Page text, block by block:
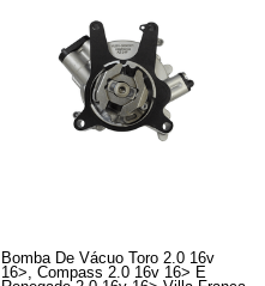
Bomba De Vácuo Toro 2.0 16v
16>, Compass 2.0 16v 16> E